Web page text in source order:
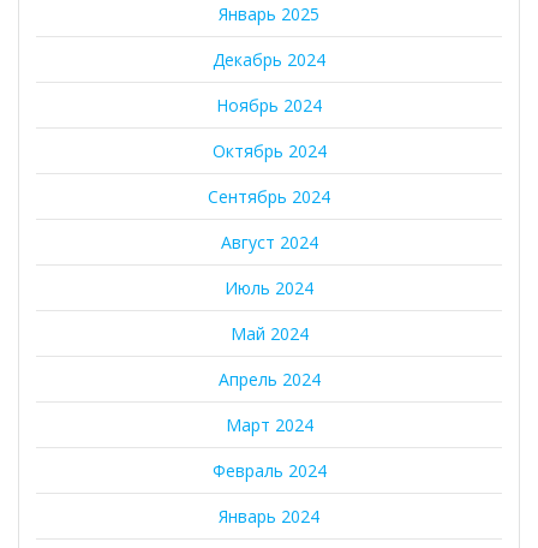
Январь 2025
Декабрь 2024
Ноябрь 2024
Октябрь 2024
Сентябрь 2024
Август 2024
Июль 2024
Май 2024
Апрель 2024
Март 2024
Февраль 2024
Январь 2024